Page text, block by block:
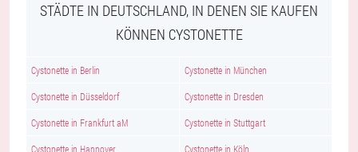
STÄDTE IN DEUTSCHLAND, IN DENEN SIE KAUFEN
KÖNNEN CYSTONETTE
Cystonette in Berlin Cystonette in München
Cystonette in Düsseldorf Cystonette in Dresden
Cystonette in Frankfurt aM Cystonette in Stuttgart
Cystonette in Hannover Cystonette in Köln